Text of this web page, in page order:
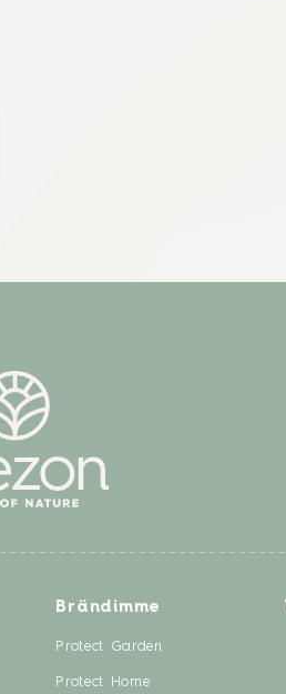
Brändimme
Protect Garden
Protect Home